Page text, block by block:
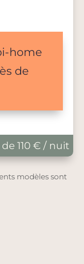
home
de
110 € / nuit
modèles sont